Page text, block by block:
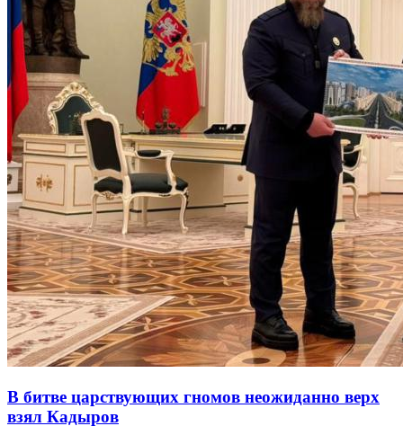
В битве царствующих гномов неожиданно верх
взял Кадыров